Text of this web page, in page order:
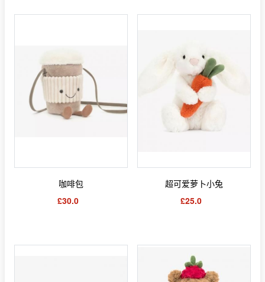
咖啡包
£30.0
超可爱萝卜小兔
£25.0